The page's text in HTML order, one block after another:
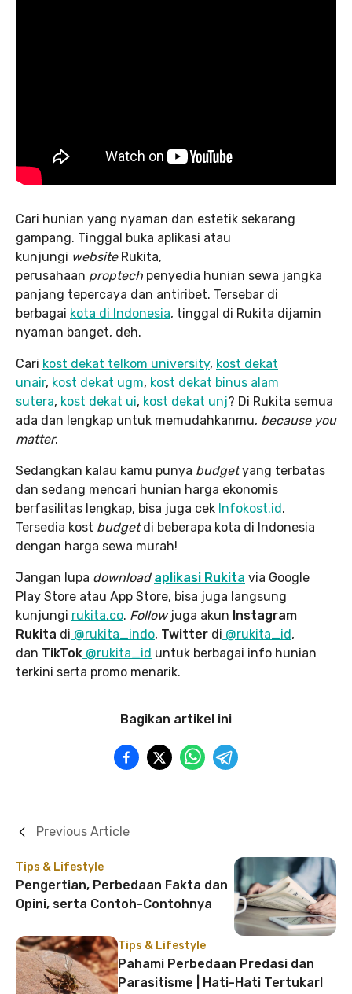
Cari hunian yang nyaman dan estetik sekarang
gampang. Tinggal buka aplikasi atau
kunjungi websiteRukita,
perusahaan proptech penyedia hunian sewa jangka
panjang tepercaya dan antiribet. Tersebar di
berbagai kota di Indonesia, tinggal di Rukita dijamin
nyaman banget, deh.
Cari kost dekat telkom university, kost dekat
unair, kost dekat ugm, kost dekat binus alam
sutera, kost dekat ui, kost dekat unj? Di Rukita semua
ada dan lengkap untuk memudahkanmu, because you
matter.
Sedangkan kalau kamu punya budgetyang terbatas
dan sedang mencari hunian harga ekonomis
berfasilitas lengkap, bisa juga cek Infokost.id.
Tersedia kost budgetdi beberapa kota di Indonesia
dengan harga sewa murah!
Jangan lupa download aplikasi Rukita via Google
Play Store atau App Store, bisa juga langsung
kunjungi rukita.co. Followjuga akun Instagram
Rukita di @rukita_indo, Twitter di @rukita_id,
dan TikTok @rukita_id untuk berbagai info hunian
terkini serta promo menarik.
Bagikan artikel ini
Tips & Lifestyle
Pengertian, Perbedaan Fakta dan
Opini, serta Contoh-Contohnya
Previous Article
Tips & Lifestyle
Pahami Perbedaan Predasi dan
Parasitisme | Hati-Hati Tertukar!